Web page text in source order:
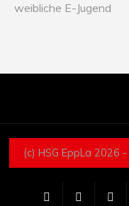
weibliche E-Jugend
(c) HSG EppLa 2026 -